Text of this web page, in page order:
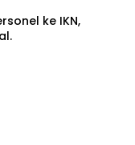
ke IKN,